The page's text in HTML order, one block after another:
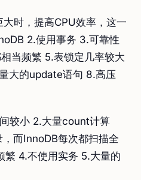
时，提高CPU效率，这一
2.使用事务 3.可靠性
当频繁 5.表锁定几率较大
大的update语句 8.高压
较小 2.大量count计算
而InnoDB每次都扫描全
繁 4.不使用实务 5.大量的